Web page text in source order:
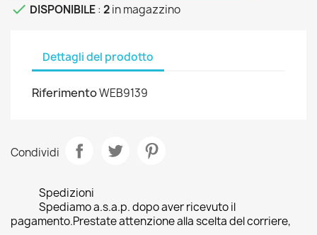
 DISPONIBILE: 2in magazzino
Dettagli del prodotto
RiferimentoWEB9139
Condividi
Spedizioni
Spediamo a.s.a.p. dopo aver ricevuto il
pagamento.Prestate attenzione alla scelta del corriere,